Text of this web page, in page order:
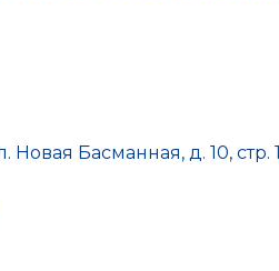
Новая Басманная, д. 10, стр. 1